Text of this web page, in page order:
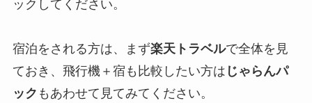
ックしてください。
宿泊をされる方は、まず楽天トラベルで全体を見
ておき、飛行機＋宿も比較したい方は じゃらんパ
ック もあわせて見てみてください。